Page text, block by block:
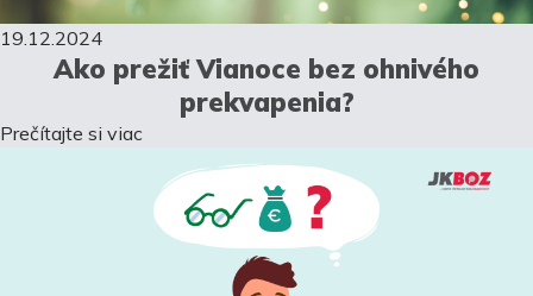
19.12.2024
Ako prežiť Vianoce bez ohnivého
prekvapenia?
Prečítajte si viac